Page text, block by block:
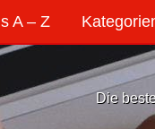
A – Z
Die